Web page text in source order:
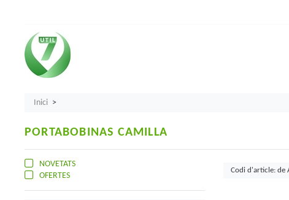
Inici
PORTABOBINAS CAMILLA
NOVETATS
OFERTES